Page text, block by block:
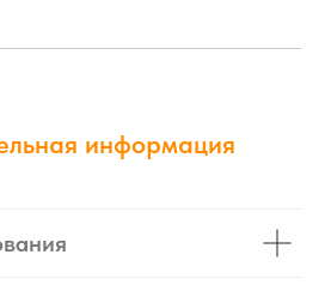
информация